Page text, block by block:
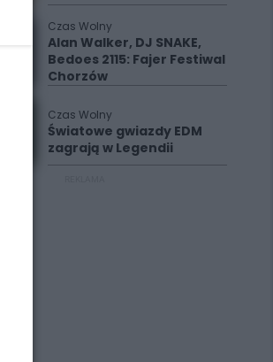
Czas Wolny
Alan Walker, DJ SNAKE,
Bedoes 2115: Fajer Festiwal
Chorzów
Czas Wolny
Światowe gwiazdy EDM
zagrają w Legendii